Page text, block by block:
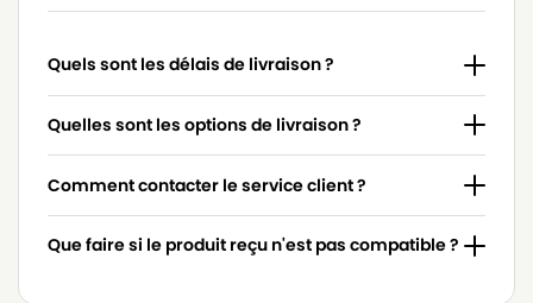
TEFAL
TEFAL TW 3786 RA
TEFAL
TEFAL TW 3796 EA
TEFAL
TEFAL TW 3907 EA
TEFAL
TEFAL TW 3927 EA
Quels sont les délais de livraison ?
Quelles sont les options de livraison ?
Comment contacter le service client ?
Que faire si le produit reçu n'est pas compatible ?